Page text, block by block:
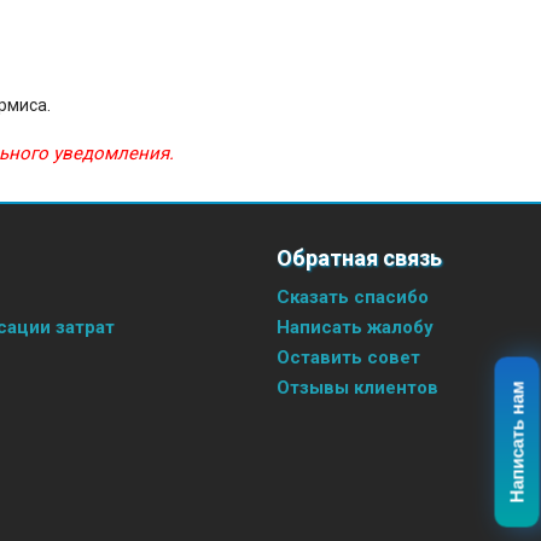
уведомления.
затрат
Обратная связь
Сказать спасибо
Написать жалобу
Оставить совет
Отзывы клиентов
Написать нам